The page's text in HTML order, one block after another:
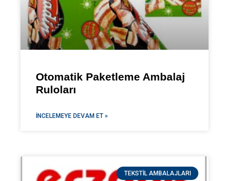
Otomatik Paketleme Ambalaj
Ruloları
İNCELEMEYE DEVAM ET »
TEKSTIL AMBALAJLARI